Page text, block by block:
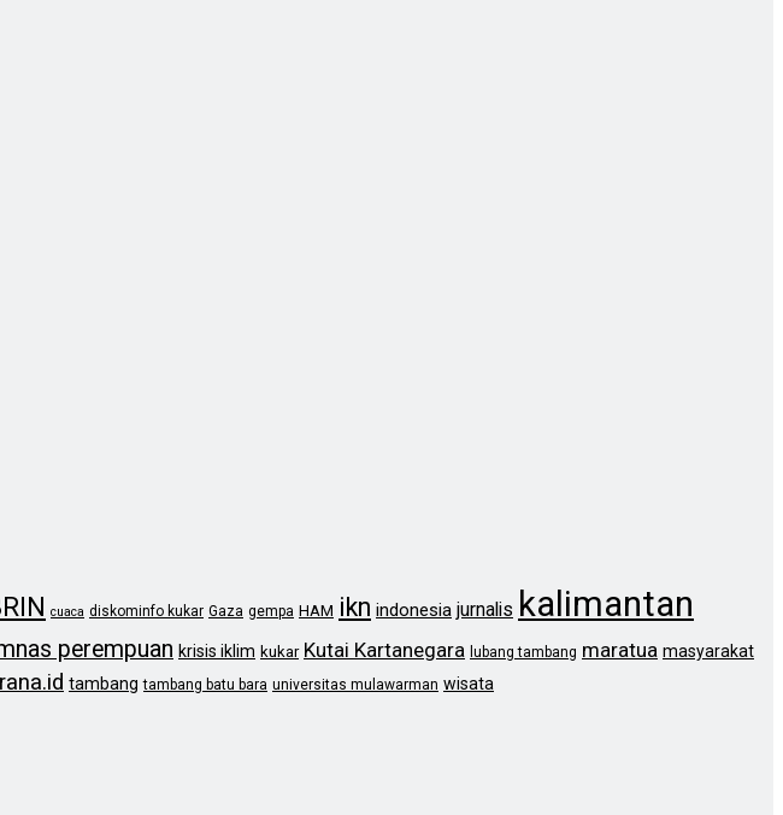
cuaca diskominfo kukar Gaza gempa HAM ikn indonesia jurnalis kalimantan
perempuan krisis iklim kukar Kutai Kartanegara lubang tambang maratua masyarakat
tambang tambang batu bara universitas mulawarman wisata